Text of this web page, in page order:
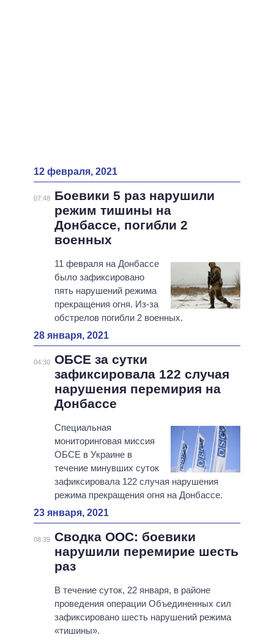
12 февраля, 2021
07:48
Боевики 5 раз нарушили
режим тишины на
Донбассе, погибли 2
военных
11 февраля на Донбассе
было зафиксировано
пять нарушений режима
прекращения огня. Из-за
обстрелов погибли 2 военных.
28 января, 2021
04:30 ОБСЕ за сутки
зафиксировала 122 случая
нарушения перемирия на
Донбассе
Специальная
мониторинговая миссия
ОБСЕ в Украине в
течение минувших суток
зафиксировала 122 случая нарушения
режима прекращения огня на Донбассе.
23 января, 2021
08:39 Сводка ООС: боевики
нарушили перемирие шесть
раз
В течение суток, 22 января, в районе
проведения операции Объединенных сил
зафиксировано шесть нарушений режима
«тишины».